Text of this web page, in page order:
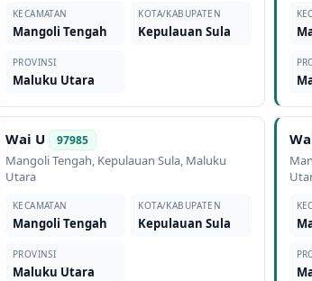
KECAMATAN
Mangoli Tengah
KOTA/KABUPATEN
Kepulauan Sula
PROVINSI
Maluku Utara
Wai U 97985
Mangoli Tengah, Kepulauan Sula, Maluku
Utara
KECAMATAN
Mangoli Tengah
KOTA/KABUPATEN
Kepulauan Sula
PROVINSI
Maluku Utara